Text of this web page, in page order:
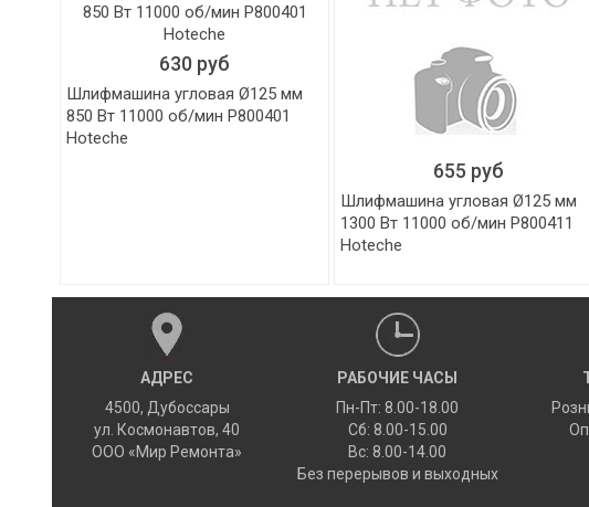
630 руб
Шлифмашина угловая Ø125 мм
850 Вт 11000 об/мин P800401
Hoteche
655 руб
Шлифмашина угловая Ø125 мм
1300 Вт 11000 об/мин P800411
Hoteche
АДРЕС
4500, Дубоссары
ул. Космонавтов, 40
ООО «Мир Ремонта»
РАБОЧИЕ ЧАСЫ
Пн-Пт: 8.00-18.00
Сб: 8.00-15.00
Вс: 8.00-14.00
Без перерывов и выходных